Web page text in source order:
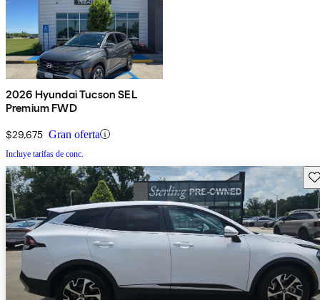
2026 Hyundai Tucson SEL
Premium FWD
$29,675 Gran oferta
Incluye tarifas de conc.